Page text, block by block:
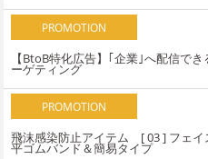
PROMOTION
【BtoB特化広告】｢企業｣へ配信でき
ーゲティング
PROMOTION
飛沫感染防止アイテム [ 03 ] フェ
平ゴムバンド＆簡易タイプ